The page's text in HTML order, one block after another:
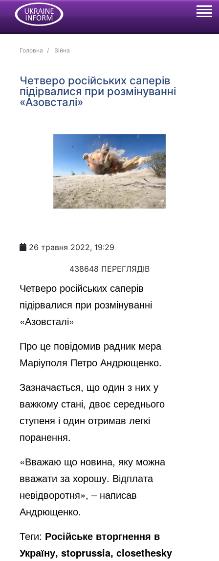
Головна Війна
Четверо російських саперів
підірвалися при розмінуванні
«Азовсталі»
26 травня 2022, 19:29
438648 ПЕРЕГЛЯДІВ
Четверо російських саперів
підірвалися при розмінуванні
«Азовсталі»
Про це повідомив радник мера
Маріуполя Петро Андрющенко.
Зазначається, що один з них у
важкому стані, двоє середнього
ступеня і один отримав легкі
поранення.
«Вважаю що новина, яку можна
вважати за хорошу. Відплата
невідворотня», – написав
Андрющенко.
Теги: Російське вторгнення в
Україну, stoprussia, closethesky